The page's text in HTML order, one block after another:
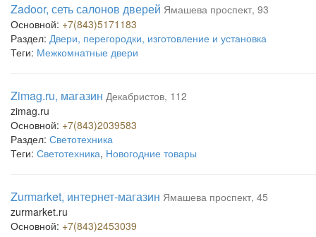
Zadoor, сеть салонов дверей Ямашева проспект, 93
Основной: +7(843)5171183
Раздел: Двери, перегородки, изготовление и установка
Теги: Межкомнатные двери
Zimag.ru, магазин Декабристов, 112
zimag.ru
Основной: +7(843)2039583
Раздел: Светотехника
Теги: Светотехника, Новогодние товары
Zurmarket, интернет-магазин Ямашева проспект, 45
zurmarket.ru
Основной: +7(843)2453039